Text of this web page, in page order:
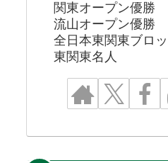
関東オープン優勝
流山オープン優勝
全日本東関東ブロ
東関東名人